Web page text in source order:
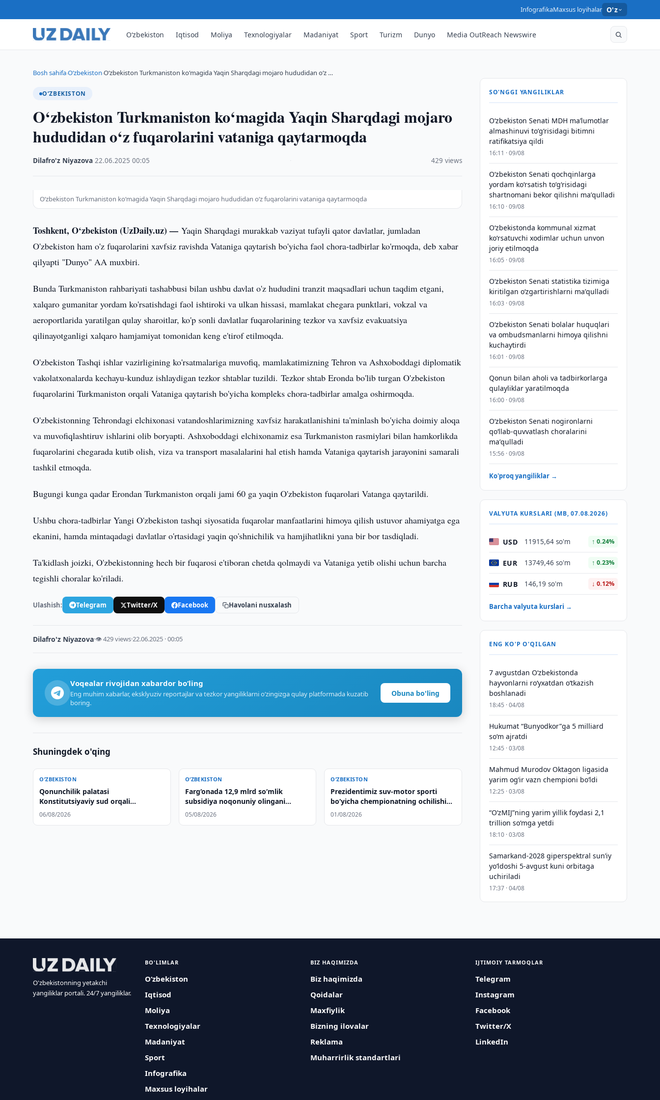
InfografikaMaxsus loyihalar O'z
O‘zbekiston Iqtisod Moliya Texnologiyalar Madaniyat Sport Turizm Dunyo Media OutReach Newswire
Bosh sahifa›O‘zbekiston›O‘zbekiston Turkmaniston ko‘magida Yaqin Sharqdagi mojaro hududidan o‘z …
O‘ZBEKISTON
O‘zbekiston Turkmaniston ko‘magida Yaqin Sharqdagi mojaro
hududidan o‘z fuqarolarini vataniga qaytarmoqda
Dilafro'z Niyazova ·22.06.2025 ·00:05 429 views
O‘zbekiston Turkmaniston ko‘magida Yaqin Sharqdagi mojaro hududidan o‘z fuqarolarini vataniga qaytarmoqda
Toshkent, O‘zbekiston (UzDaily.uz) —Yaqin Sharqdagi murakkab vaziyat tufayli qator davlatlar, jumladan
O'zbekiston ham o'z fuqarolarini xavfsiz ravishda Vataniga qaytarish bo'yicha faol chora-tadbirlar ko'rmoqda, deb xabar
qilyapti "Dunyo" AA muxbiri.
Bunda Turkmaniston rahbariyati tashabbusi bilan ushbu davlat o'z hududini tranzit maqsadlari uchun taqdim etgani,
xalqaro gumanitar yordam ko'rsatishdagi faol ishtiroki va ulkan hissasi, mamlakat chegara punktlari, vokzal va
aeroportlarida yaratilgan qulay sharoitlar, ko'p sonli davlatlar fuqarolarining tezkor va xavfsiz evakuatsiya
qilinayotganligi xalqaro hamjamiyat tomonidan keng e'tirof etilmoqda.
O'zbekiston Tashqi ishlar vazirligining ko'rsatmalariga muvofiq, mamlakatimizning Tehron va Ashxoboddagi diplomatik
vakolatxonalarda kechayu-kunduz ishlaydigan tezkor shtablar tuzildi. Tezkor shtab Eronda bo'lib turgan O'zbekiston
fuqarolarini Turkmaniston orqali Vataniga qaytarish bo'yicha kompleks chora-tadbirlar amalga oshirmoqda.
O'zbekistonning Tehrondagi elchixonasi vatandoshlarimizning xavfsiz harakatlanishini ta'minlash bo'yicha doimiy aloqa
va muvofiqlashtiruv ishlarini olib boryapti. Ashxoboddagi elchixonamiz esa Turkmaniston rasmiylari bilan hamkorlikda
fuqarolarini chegarada kutib olish, viza va transport masalalarini hal etish hamda Vataniga qaytarish jarayonini samarali
tashkil etmoqda.
Bugungi kunga qadar Erondan Turkmaniston orqali jami 60 ga yaqin O'zbekiston fuqarolari Vatanga qaytarildi.
Ushbu chora-tadbirlar Yangi O'zbekiston tashqi siyosatida fuqarolar manfaatlarini himoya qilish ustuvor ahamiyatga ega
ekanini, hamda mintaqadagi davlatlar o'rtasidagi yaqin qo'shnichilik va hamjihatlikni yana bir bor tasdiqladi.
Ta'kidlash joizki, O'zbekistonning hech bir fuqarosi e'tiboran chetda qolmaydi va Vataniga yetib olishi uchun barcha
tegishli choralar ko'riladi.
Ulashish: Telegram Twitter/X Facebook Havolani nusxalash
Dilafro'z Niyazova·👁 429 views·22.06.2025 · 00:05
Voqealar rivojidan xabardor bo‘ling
Eng muhim xabarlar, eksklyuziv reportajlar va tezkor yangiliklarni o‘zingizga qulay platformada kuzatib
boring.
Obuna bo'ling
Shuningdek o'qing
O‘ZBEKISTON
Qonunchilik palatasi
Konstitutsiyaviy sud orqali
huquqlarni himoya qilish
06/08/2026
O‘ZBEKISTON
Farg‘onada 12,9 mlrd so‘mlik
subsidiya noqonuniy olingani
aniqlandi
05/08/2026
O‘ZBEKISTON
Prezidentimiz suv-motor sporti
bo‘yicha chempionatning ochilishida
ishtirok etdi
01/08/2026
SO'NGGI YANGILIKLAR
Oʻzbekiston Senati MDH maʼlumotlar
almashinuvi toʻgʻrisidagi bitimni
ratifikatsiya qildi
16:11 · 09/08
Oʻzbekiston Senati qochqinlarga
yordam koʻrsatish toʻgʻrisidagi
shartnomani bekor qilishni maʼqulladi
16:10 · 09/08
Oʻzbekistonda kommunal xizmat
koʻrsatuvchi xodimlar uchun unvon
joriy etilmoqda
16:05 · 09/08
Oʻzbekiston Senati statistika tizimiga
kiritilgan oʻzgartirishlarni maʼqulladi
16:03 · 09/08
Oʻzbekiston Senati bolalar huquqlari
va ombudsmanlarni himoya qilishni
kuchaytirdi
16:01 · 09/08
Qonun bilan aholi va tadbirkorlarga
qulayliklar yaratilmoqda
16:00 · 09/08
Oʻzbekiston Senati nogironlarni
qoʻllab-quvvatlash choralarini
maʼqulladi
15:56 · 09/08
Ko'proq yangiliklar →
VALYUTA KURSLARI (MB, 07.08.2026)
USD 11915,64 so'm ↑ 0.24%
EUR 13749,46 so'm ↑ 0.23%
RUB 146,19 so'm ↓ 0.12%
Barcha valyuta kurslari →
ENG KO'P O'QILGAN
7 avgustdan O‘zbekistonda
hayvonlarni ro‘yxatdan o‘tkazish
boshlanadi
18:45 · 04/08
Hukumat “Bunyodkor”ga 5 milliard
so‘m ajratdi
12:45 · 03/08
Mahmud Murodov Oktagon ligasida
yarim og‘ir vazn chempioni bo‘ldi
12:25 · 03/08
“O‘zMIJ”ning yarim yillik foydasi 2,1
trillion so‘mga yetdi
18:10 · 03/08
Samarkand-2028 giperspektral sun’iy
yo‘ldoshi 5-avgust kuni orbitaga
uchiriladi
17:37 · 04/08
O'zbekistonning yetakchi
yangiliklar portali. 24/7 yangiliklar.
BO'LIMLAR
O‘zbekiston
Iqtisod
Moliya
Texnologiyalar
Madaniyat
Sport
Infografika
Maxsus loyihalar
BIZ HAQIMIZDA
Biz haqimizda
Qoidalar
Maxfiylik
Bizning ilovalar
Reklama
Muharrirlik standartlari
IJTIMOIY TARMOQLAR
Telegram
Instagram
Facebook
Twitter/X
LinkedIn